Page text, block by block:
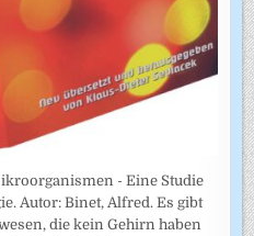
- Eine Studie
Autor: Binet, Alfred. Es gibt
die kein Gehirn haben